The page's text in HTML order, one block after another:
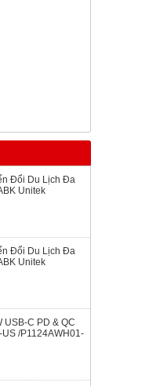
Đổi Du Lịch Đa
Unitek
Đổi Du Lịch Đa
Unitek
USB-C PD & QC
/P1124AWH01-